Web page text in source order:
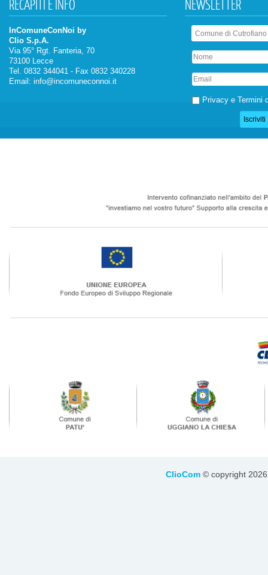
RECAPITI E INFO
InComuneConNoi by
Clio S.p.A.
Via 95° Rgt. Fanteria, 70
73100 Lecce
Tel. 0832 344041 - Fax 0832 340228
Email: info@incomuneconnoi.it
NEWSLETTER
Privacy e Termini
ClioCom © copyright